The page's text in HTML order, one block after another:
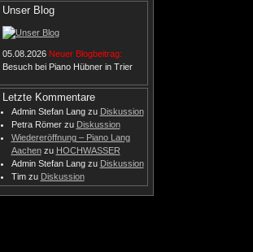
Unser Blog
05.08.2026 Neuer Blogbeitrag:
Besuch bei Piano Hübner in Trier
Letzte Kommentare
Admin Stefan Langzu Diskussion
Petra Römerzu Diskussion
Wiedereröffnung – Piano Lang
Aachenzu HOCHWASSER
Admin Stefan Langzu Diskussion
Timzu Diskussion